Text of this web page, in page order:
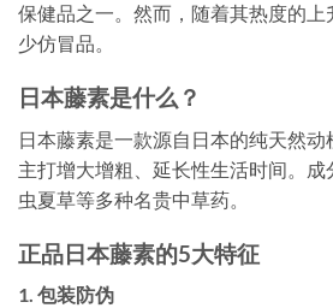
保健品之一。然而，随着其热度的
少仿冒品。
日本藤素是什么？
日本藤素是一款源自日本的纯天然动
主打增大增粗、延长性生活时间。
虫夏草等多种名贵中草药。
正品日本藤素的5大特征
1. 包装防伪